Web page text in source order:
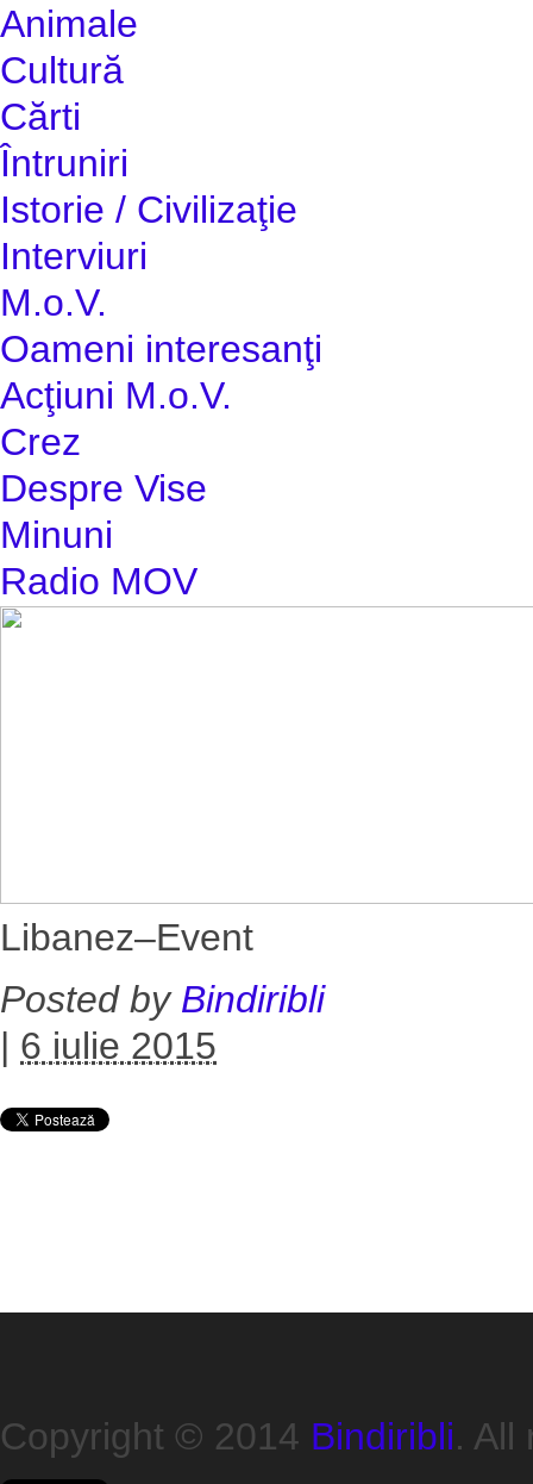
Animale
Cultură
Cărti
Întruniri
Istorie / Civilizaţie
Interviuri
M.o.V.
Oameni interesanţi
Acţiuni M.o.V.
Crez
Despre Vise
Minuni
Radio MOV
Libanez–Event
Posted by Bindiribli
| 6 iulie 2015
Copyright © 2014 Bindiribli. All